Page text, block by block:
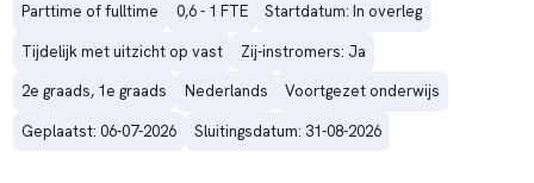
Parttime of fulltime 0,6 - 1 FTE
Startdatum: In overleg
Tijdelijk met uitzicht op vast
Zij-instromers: Ja
2e graads, 1e graads
Nederlands
Voortgezet onderwijs
Geplaatst: 06-07-2026
Sluitingsdatum: 31-08-2026